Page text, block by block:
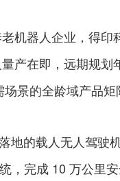
机器人企业，得印
产在即，远期规划
景的全龄域产品矩
地的载人无人驾驶
，完成 10 万公里